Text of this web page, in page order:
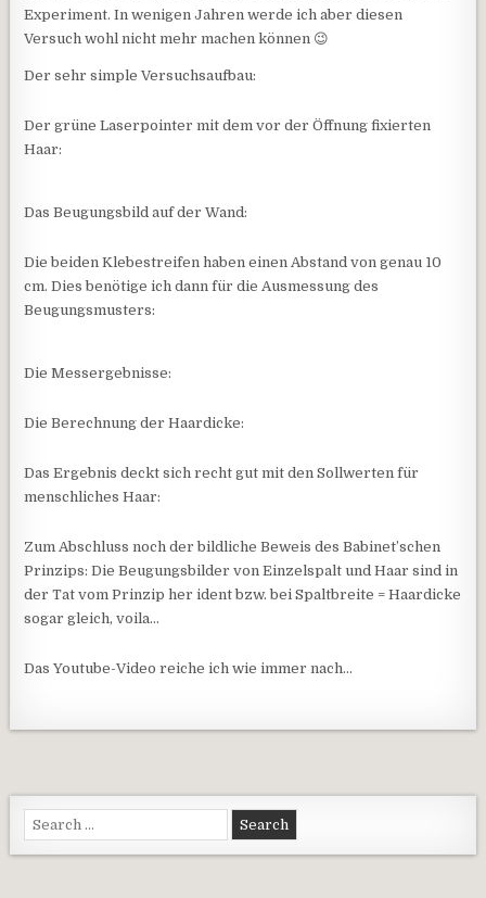
Experiment. In wenigen Jahren werde ich aber diesen
Versuch wohl nicht mehr machen können 😉
Der sehr simple Versuchsaufbau:
Der grüne Laserpointer mit dem vor der Öffnung fixierten
Haar:
Das Beugungsbild auf der Wand:
Die beiden Klebestreifen haben einen Abstand von genau 10
cm. Dies benötige ich dann für die Ausmessung des
Beugungsmusters:
Die Messergebnisse:
Die Berechnung der Haardicke:
Das Ergebnis deckt sich recht gut mit den Sollwerten für
menschliches Haar:
Zum Abschluss noch der bildliche Beweis des Babinet’schen
Prinzips: Die Beugungsbilder von Einzelspalt und Haar sind in
der Tat vom Prinzip her ident bzw. bei Spaltbreite = Haardicke
sogar gleich, voila…
Das Youtube-Video reiche ich wie immer nach…
Search for: